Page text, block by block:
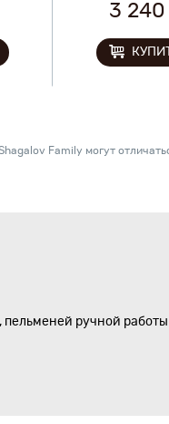
3
Family могут
ручной